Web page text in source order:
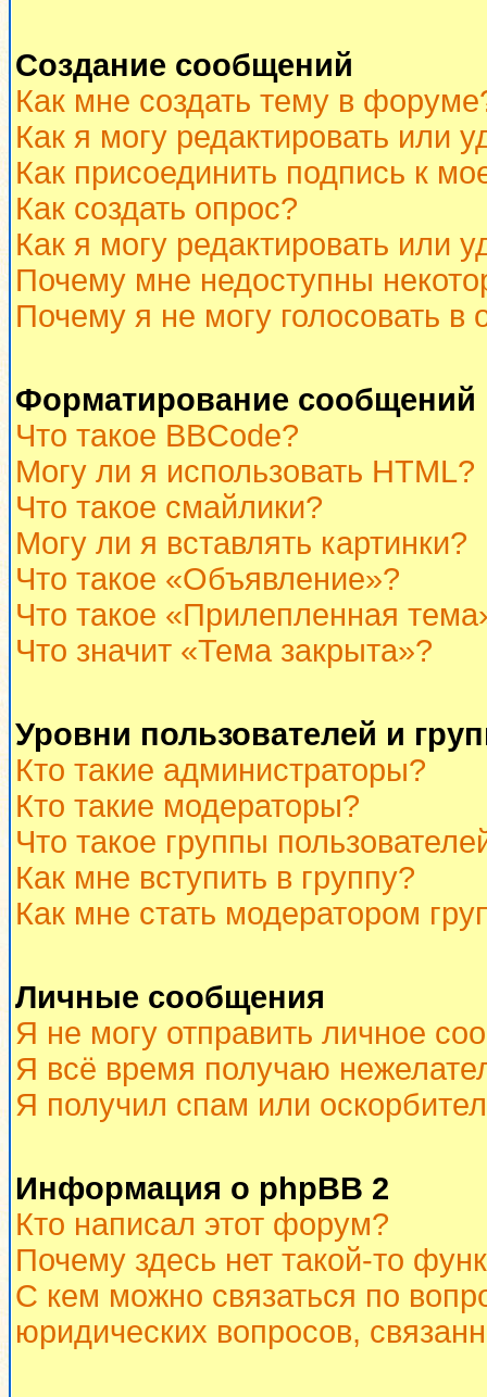
Создание сообщений
Как мне создать тему в
Как я могу редактировать или
Как присоединить подпись к
Как создать опрос?
Как я могу редактировать или
Почему мне недоступны
Почему я не могу голосовать в
Форматирование
Что такое BBCode?
Могу ли я использовать HTML?
Что такое смайлики?
Могу ли я вставлять картинки?
Что такое «Объявление»?
Что такое «Прилепленная
Что значит «Тема закрыта»?
Уровни пользователей и
Кто такие администраторы?
Кто такие модераторы?
Что такое группы
Как мне вступить в группу?
Как мне стать модератором
Личные сообщения
Я не могу отправить личное
Я всё время получаю
Я получил спам или
Информация о phpBB 2
Кто написал этот форум?
Почему здесь нет такой-то
С кем можно связаться по
юридических вопросов,